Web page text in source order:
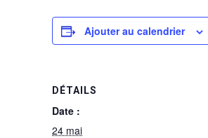
Ajouter au calendrier
DÉTAILS
Date :
24 mai